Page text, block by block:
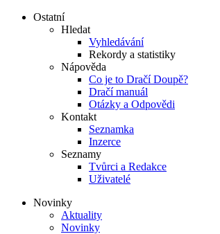
Ostatní
Hledat
Vyhledávání
Rekordy a statistiky
Nápověda
Co je to Dračí Doupě?
Dračí manuál
Otázky a Odpovědi
Kontakt
Seznamka
Inzerce
Seznamy
Tvůrci a Redakce
Uživatelé
Novinky
Aktuality
Novinky